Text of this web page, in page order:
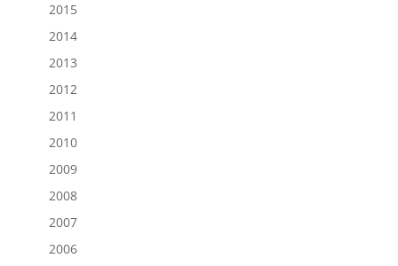
2015
2014
2013
2012
2011
2010
2009
2008
2007
2006